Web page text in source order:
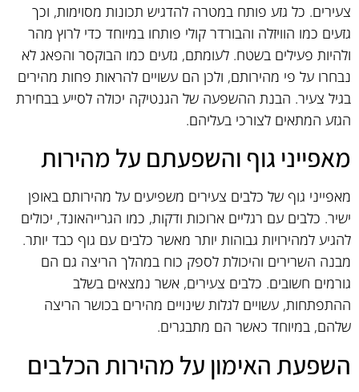
צעירים. כל גזע פותח במטרה להדגיש תכונות מסוימות, וכך
גזעים כמו הוויזלה והבורדר קולי פותחו במיוחד כדי לרוץ מהר
ולהיות פעילים בשטח. לעומתם, גזעים כמו הבוקסר והפאג לא
נבחרו על פי מהירותם, ולכן הם עשויים להראות פחות מהירים
בגיל צעיר. הבנת ההשפעה של הגנטיקה יכולה לסייע בבחירת
הגזע המתאים לצורכי בעליהם.
מאפייני גוף והשפעתם על מהירות
מאפייני גוף של כלבים צעירים משפיעים על מהירותם באופן
ישיר. כלבים עם רגליים ארוכות ודקות, כמו הגרייהאונד, יכולים
להגיע למהירויות גבוהות יותר מאשר כלבים עם גוף כבד יותר.
מבנה השרירים והיכולת לספק כוח במהלך הריצה גם הם
גורמים חשובים. כלבים צעירים, אשר נמצאים בשלב
ההתפתחות, עשויים לגלות שינויים מהירים בכושר הריצה
שלהם, במיוחד כאשר הם מתבגרים.
השפעת האימון על מהירות הכלבים